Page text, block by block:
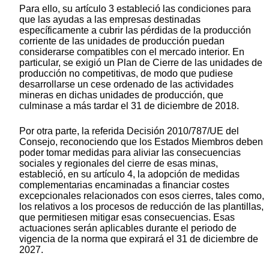
Para ello, su artículo 3 estableció las condiciones para
que las ayudas a las empresas destinadas
específicamente a cubrir las pérdidas de la producción
corriente de las unidades de producción puedan
considerarse compatibles con el mercado interior. En
particular, se exigió un Plan de Cierre de las unidades de
producción no competitivas, de modo que pudiese
desarrollarse un cese ordenado de las actividades
mineras en dichas unidades de producción, que
culminase a más tardar el 31 de diciembre de 2018.
Por otra parte, la referida Decisión 2010/787/UE del
Consejo, reconociendo que los Estados Miembros deben
poder tomar medidas para aliviar las consecuencias
sociales y regionales del cierre de esas minas,
estableció, en su artículo 4, la adopción de medidas
complementarias encaminadas a financiar costes
excepcionales relacionados con esos cierres, tales como,
los relativos a los procesos de reducción de las plantillas,
que permitiesen mitigar esas consecuencias. Esas
actuaciones serán aplicables durante el periodo de
vigencia de la norma que expirará el 31 de diciembre de
2027.